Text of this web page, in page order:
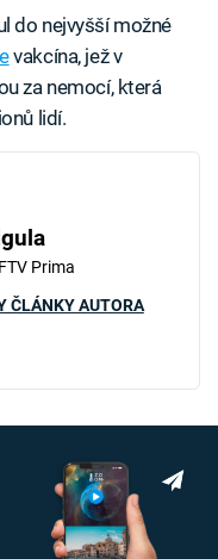
do nejvyšší možné
vakcína, jež v
za nemocí, která
lidí.
Prima
ČLÁNKY AUTORA